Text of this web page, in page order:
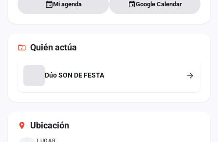
Ubicación
LUGAR
Mi agenda Google Calendar
Quién actúa
Dúo SON DE FESTA